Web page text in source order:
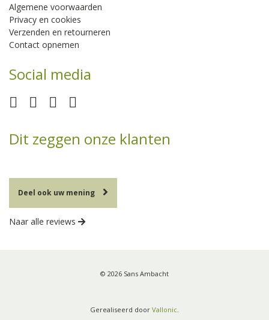
Algemene voorwaarden
Privacy en cookies
Verzenden en retourneren
Contact opnemen
Social media
Dit zeggen onze klanten
Deel ook uw mening
Naar alle reviews
© 2026 Sans Ambacht
Gerealiseerd door Vallonic